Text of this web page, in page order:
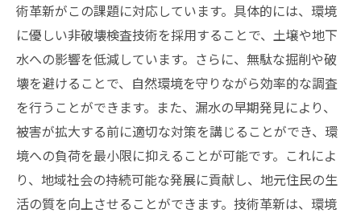
術革新がこの課題に対応しています。具体的には、環境
に優しい非破壊検査技術を採用することで、土壌や地下
水への影響を低減しています。さらに、無駄な掘削や破
壊を避けることで、自然環境を守りながら効率的な調査
を行うことができます。また、漏水の早期発見により、
被害が拡大する前に適切な対策を講じることができ、環
境への負荷を最小限に抑えることが可能です。これによ
り、地域社会の持続可能な発展に貢献し、地元住民の生
活の質を向上させることができます。技術革新は、環境